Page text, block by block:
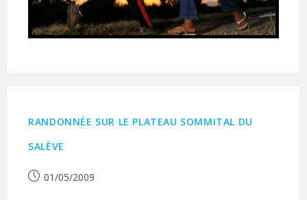
RANDONNÉE SUR LE PLATEAU SOMMITAL DU
SALÈVE
Publication
01/05/2009